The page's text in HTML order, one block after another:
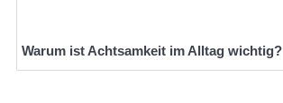
Warum ist Achtsamkeit im Alltag wichtig?